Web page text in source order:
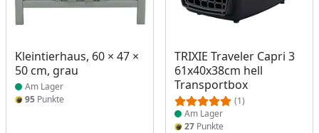
Kleintierhaus, 60 × 47 ×
50 cm, grau
Produkt am Lager
Am Lager
95 Punkte
TRIXIE Traveler Capri 3
61x40x38cm hell
Transportbox
(1)
Produkt am Lager
Am Lager
27 Punkte